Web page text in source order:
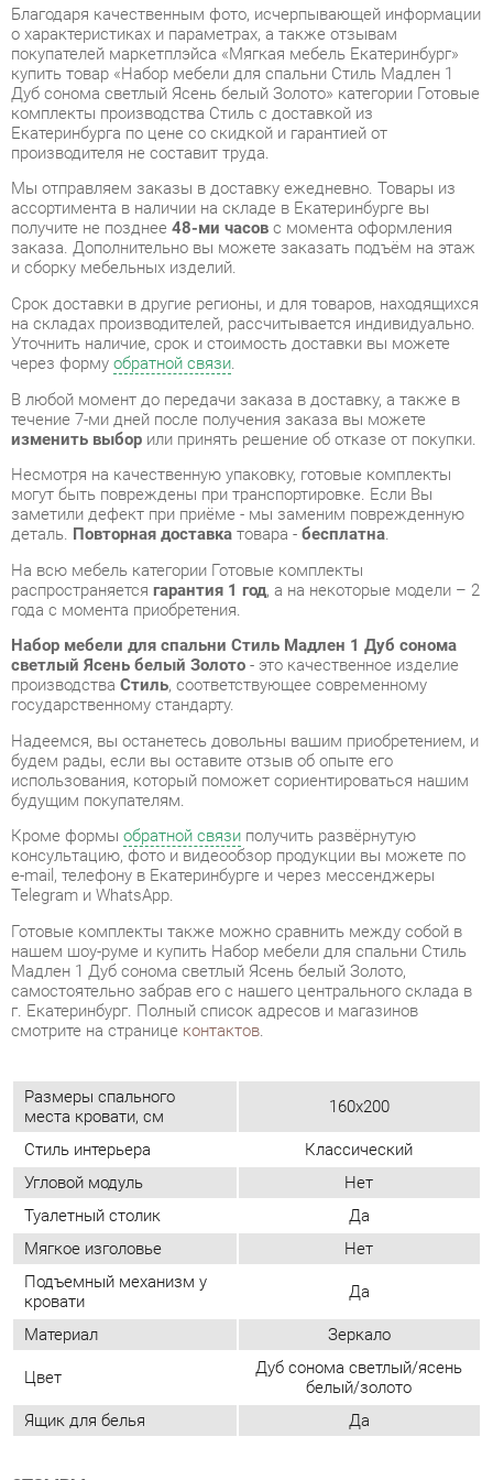
Дуб сонома светлый Ясень белый Золото» категории Готовые
комплекты производства Стиль с доставкой из
Екатеринбурга по цене со скидкой и гарантией от
производителя не составит труда.
Мы отправляем заказы в доставку ежедневно. Товары из
ассортимента в наличии на складе в Екатеринбурге вы
получите не позднее48-ми часовс момента оформления
заказа. Дополнительно вы можете заказать подъём на этаж
и сборку мебельных изделий.
Срок доставки в другие регионы, и для товаров, находящихся
на складах производителей, рассчитывается индивидуально.
Уточнить наличие, срок и стоимость доставки вы можете
через формуобратной связи.
В любой момент до передачи заказа в доставку, а также в
течение 7-ми дней после получения заказа вы можете
изменить выборили принять решение об отказе от покупки.
Несмотря на качественную упаковку, готовые комплекты
могут быть повреждены при транспортировке. Если Вы
заметили дефект при приёме - мы заменим поврежденную
деталь.Повторная доставкатовара -бесплатна.
На всю мебель категории Готовые комплекты
распространяетсягарантия 1 год, а на некоторые модели – 2
года с момента приобретения.
Набор мебели для спальни Стиль Мадлен 1 Дуб сонома
светлый Ясень белый Золото
производстваСтиль, соответствующее современному
государственному стандарту.
будем рады, если вы оставите отзыв об опыте его
использования, который поможет сориентироваться нашим
будущим покупателям.
консультацию, фото и видеообзор продукции вы можете по
e-mail, телефону в Екатеринбурге и через мессенджеры
Telegram и WhatsApp.
Готовые комплекты также можно сравнить между собой в
нашем шоу-руме и купить Набор мебели для спальни Стиль
Мадлен 1 Дуб сонома светлый Ясень белый Золото,
самостоятельно забрав его с нашего центрального склада в
г. Екатеринбург. Полный список адресов и магазинов
смотрите на странице
Размеры спального
места кровати, см 160x200
Стиль интерьера
Туалетный столик
Мягкое изголовье
Подъемный механизм у
кровати Да
Материал Зеркало
Цвет
Дуб сонома светлый/ясень
белый/золото
Ящик для белья Да
ОТЗЫВЫ
Пока нет отзывов, поделитесь первым своим мнением.